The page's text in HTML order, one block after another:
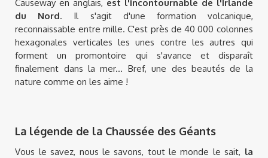
Causeway en anglais, est l'incontournable de l'Irlande
du Nord. Il s'agit d'une formation volcanique,
reconnaissable entre mille. C'est près de 40 000 colonnes
hexagonales verticales les unes contre les autres qui
forment un promontoire qui s'avance et disparaît
finalement dans la mer... Bref, une des beautés de la
nature comme on les aime !
La légende de la Chaussée des Géants
Vous le savez, nous le savons, tout le monde le sait, la